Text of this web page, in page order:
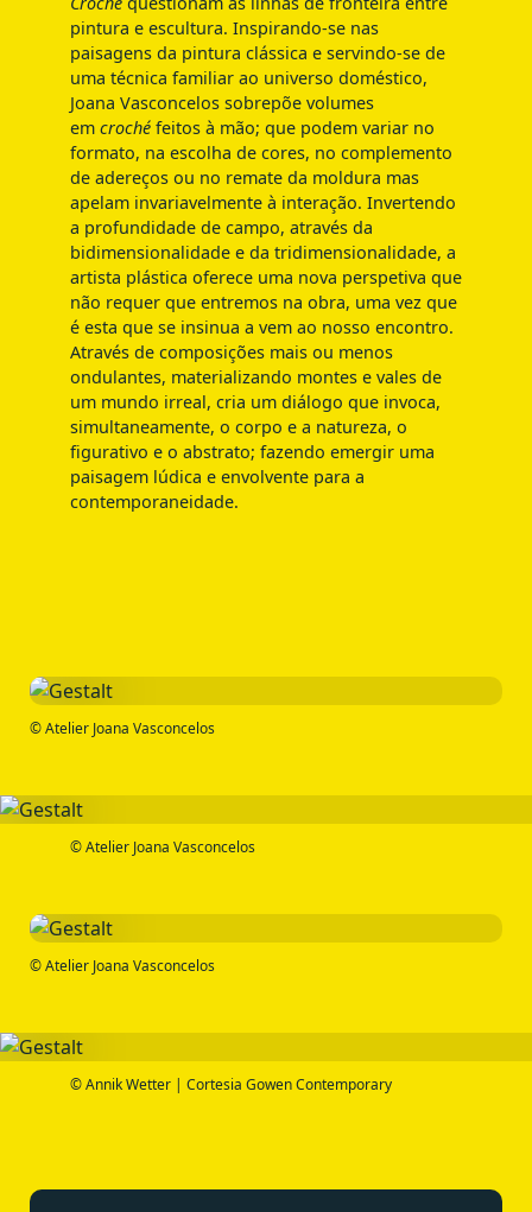
pintura e escultura. Inspirando-se nas
paisagens da pintura clássica e servindo-se de
uma técnica familiar ao universo doméstico,
Joana Vasconcelos sobrepõe volumes
em croché feitos à mão; que podem variar no
formato, na escolha de cores, no complemento
de adereços ou no remate da moldura mas
apelam invariavelmente à interação. Invertendo
a profundidade de campo, através da
bidimensionalidade e da tridimensionalidade, a
artista plástica oferece uma nova perspetiva que
não requer que entremos na obra, uma vez que
é esta que se insinua a vem ao nosso encontro.
Através de composições mais ou menos
ondulantes, materializando montes e vales de
um mundo irreal, cria um diálogo que invoca,
simultaneamente, o corpo e a natureza, o
figurativo e o abstrato; fazendo emergir uma
paisagem lúdica e envolvente para a
contemporaneidade.
© Atelier Joana Vasconcelos
© Atelier Joana Vasconcelos
© Atelier Joana Vasconcelos
© Annik Wetter | Cortesia Gowen Contemporary